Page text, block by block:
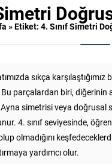
»Etiket: 4. Sınıf Simetri
sıkça
parçalardan biri,
simetrisi veya
4. sınıf seviyesinde,
olmadığını
yardımcı olur.